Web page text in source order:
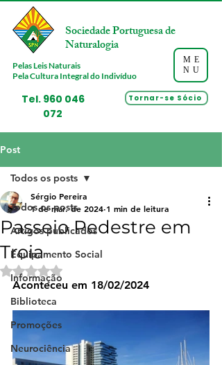
ME
NU
Tel. 960 046
072
Sociedade Portuguesa de
Naturalogia
Pelas Leis Naturais
Pela Cultura Integral do Indivíduo
Tornar-se Sócio
Post
Todos os posts
Artigos publicados
Equipamento Social
Informação
Biblioteca
Promoções
Neurociência
Todos os posts
Passeio Pedestre em
Troia
Sérgio Pereira
1 de mar. de 2024 1 min de leitura
Avaliado com NaN de 5 estrelas.
Aconteceu em 18/02/2024